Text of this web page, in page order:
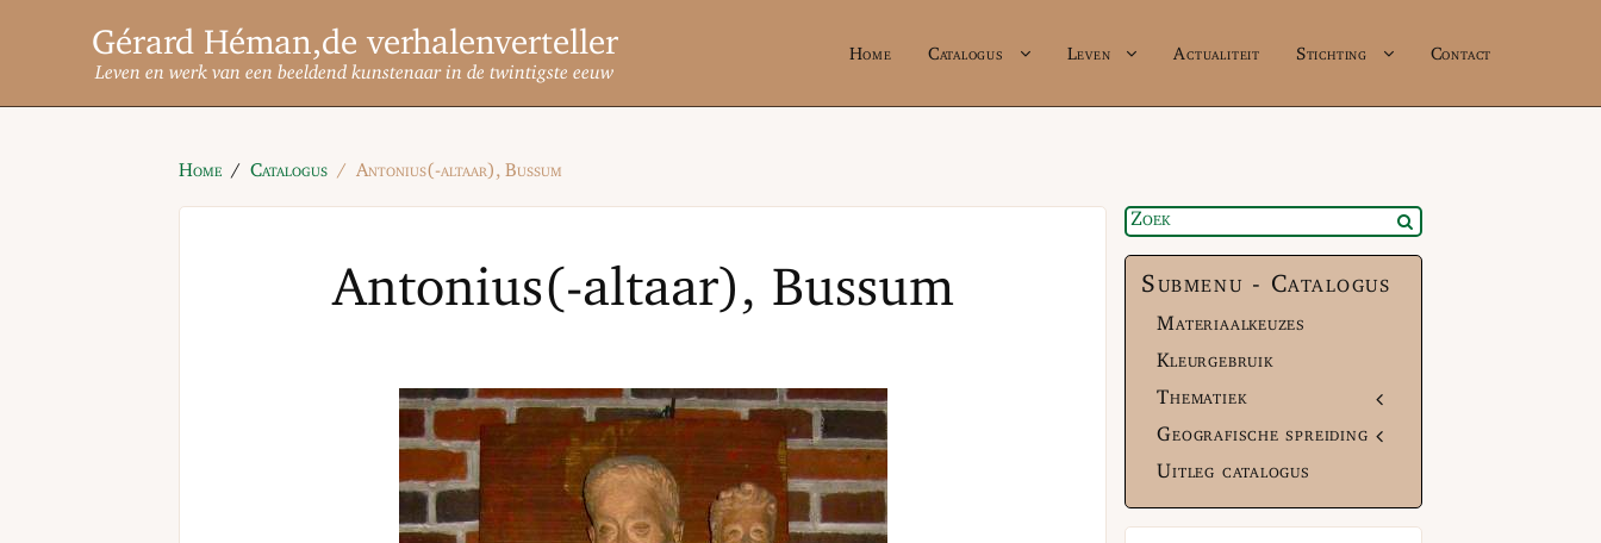
Gérard Héman
Leven en werk van een beeldend kunstenaar in de twintigste eeuw
Home Catalogus Leven Actualiteit Stichting Contact
Home Catalogus Antonius(-altaar), Bussum
Antonius(-altaar), Bussum Submenu - Catalogus
Materiaalkeuzes
Kleurgebruik
Thematiek
Geografische spreiding
Uitleg catalogus